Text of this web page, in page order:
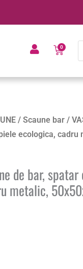
0
Cart
/Scaune bar /
ecologica, cadru
de bar,
metalic,